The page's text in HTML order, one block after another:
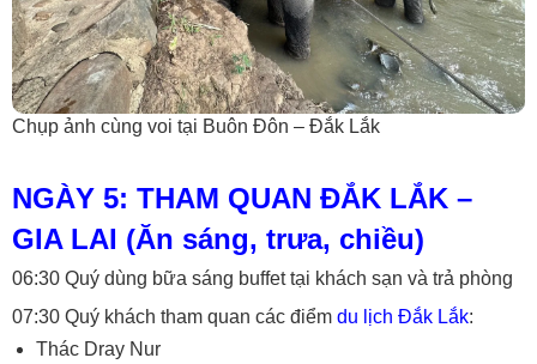
Chụp ảnh cùng voi tại Buôn Đôn – Đắk Lắk
NGÀY 5: THAM QUAN ĐẮK LẮK –
GIA LAI (Ăn sáng, trưa, chiều)
06:30 Quý dùng bữa sáng buffet tại khách sạn và trả phòng
07:30 Quý khách tham quan các điểm du lịch Đắk Lắk:
Thác Dray Nur